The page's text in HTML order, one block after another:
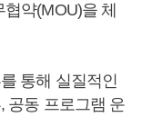
약(MOU)을 체
통해 실질적인
공동 프로그램 운